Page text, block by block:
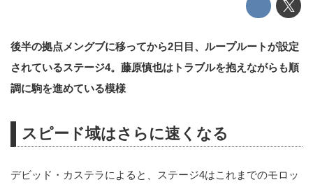
後半の拠点メングブに移ってから2日目、ループルートが設定
されているステージ4。藤原慎也はトラブルを抱えながらも順
調に駒を進めている模様
スピード域はさらに速くなる
デビッド・カステラによると、ステージ4はこれまでのモロッ